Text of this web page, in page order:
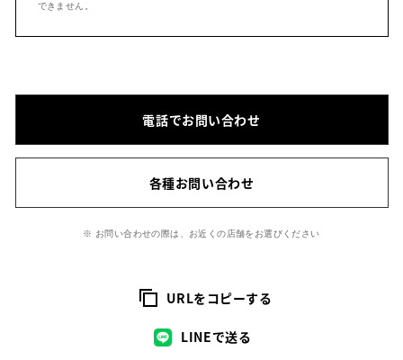
できません。
電話でお問い合わせ
各種お問い合わせ
※ お問い合わせの際は、お近くの店舗をお選びください
URLをコピーする
LINEで送る